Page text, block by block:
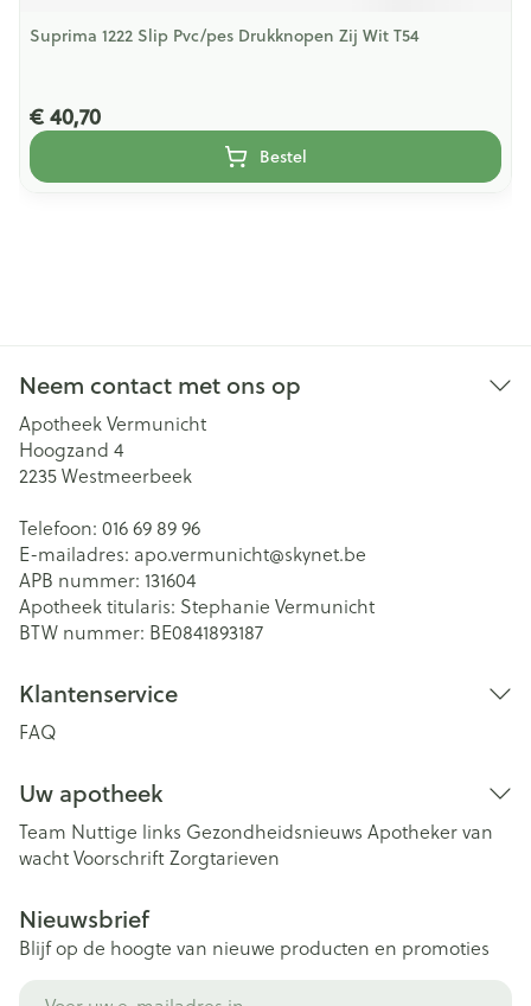
Suprima 1222 Slip Pvc/pes Drukknopen Zij Wit T54
€ 40,70
Bestel
Neem contact met ons op
Apotheek Vermunicht
Hoogzand 4
2235Westmeerbeek
Telefoon: 016 69 89 96
E-mailadres: apo.vermunicht@skynet.be
APB nummer: 131604
Apotheek titularis: Stephanie Vermunicht
BTW nummer: BE0841893187
Klantenservice
FAQ
Uw apotheek
Team Nuttige links Gezondheidsnieuws Apotheker van
wachtVoorschriftZorgtarieven
Nieuwsbrief
Blijf op de hoogte van nieuwe producten en promoties